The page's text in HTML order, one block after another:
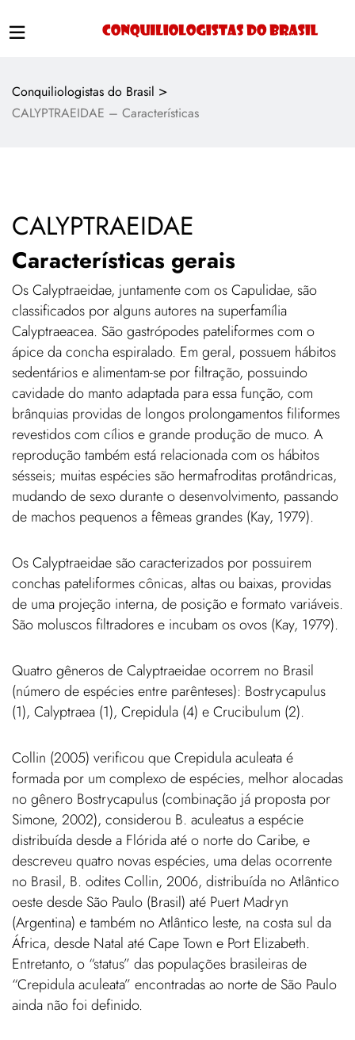
Conquiliologistas do Brasil >
CALYPTRAEIDAE – Características
CALYPTRAEIDAE
Características gerais
Os Calyptraeidae, juntamente com os Capulidae, são
classificados por alguns autores na superfamília
Calyptraeacea. São gastrópodes pateliformes com o
ápice da concha espiralado. Em geral, possuem hábitos
sedentários e alimentam-se por filtração, possuindo
cavidade do manto adaptada para essa função, com
brânquias providas de longos prolongamentos filiformes
revestidos com cílios e grande produção de muco. A
reprodução também está relacionada com os hábitos
sésseis; muitas espécies são hermafroditas protândricas,
mudando de sexo durante o desenvolvimento, passando
de machos pequenos a fêmeas grandes (Kay, 1979).
Os Calyptraeidae são caracterizados por possuirem
conchas pateliformes cônicas, altas ou baixas, providas
de uma projeção interna, de posição e formato variáveis.
São moluscos filtradores e incubam os ovos (Kay, 1979).
Quatro gêneros de Calyptraeidae ocorrem no Brasil
(número de espécies entre parênteses): Bostrycapulus
(1), Calyptraea (1), Crepidula (4) e Crucibulum (2).
Collin (2005) verificou que Crepidula aculeata é
formada por um complexo de espécies, melhor alocadas
no gênero Bostrycapulus (combinação já proposta por
Simone, 2002), considerou B. aculeatus a espécie
distribuída desde a Flórida até o norte do Caribe, e
descreveu quatro novas espécies, uma delas ocorrente
no Brasil, B. odites Collin, 2006, distribuída no Atlântico
oeste desde São Paulo (Brasil) até Puert Madryn
(Argentina) e também no Atlântico leste, na costa sul da
África, desde Natal até Cape Town e Port Elizabeth.
Entretanto, o “status” das populações brasileiras de
“Crepidula aculeata” encontradas ao norte de São Paulo
ainda não foi definido.